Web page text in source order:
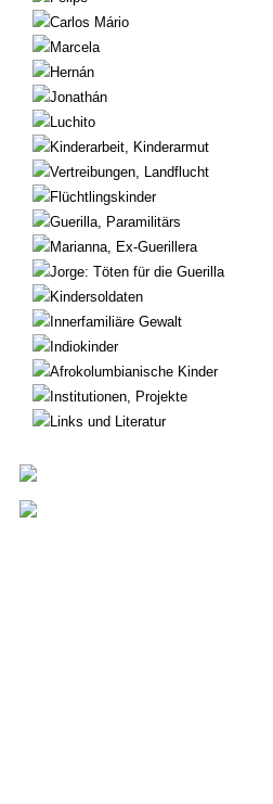
Carlos Mário
Marcela
Hernán
Jonathán
Luchito
Kinderarbeit, Kinderarmut
Vertreibungen, Landflucht
Flüchtlingskinder
Guerilla, Paramilitärs
Marianna, Ex-Guerillera
Jorge: Töten für die Guerilla
Kindersoldaten
Innerfamiliäre Gewalt
Indiokinder
Afrokolumbianische Kinder
Institutionen, Projekte
Links und Literatur